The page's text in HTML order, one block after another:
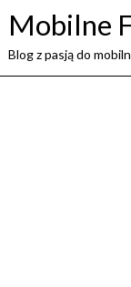
Mobilne
Blog z pasją do